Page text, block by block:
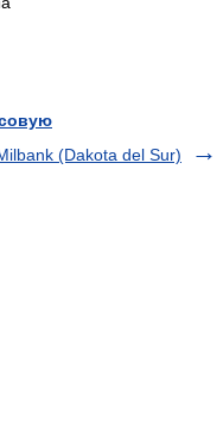
(Dakota del Sur)